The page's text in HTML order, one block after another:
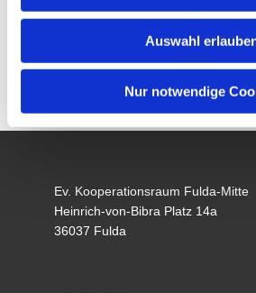
Auswahl
Nur notwendige
Ev. Kooperationsraum Fulda-Mitte
Heinrich-von-Bibra Platz 14a
36037 Fulda